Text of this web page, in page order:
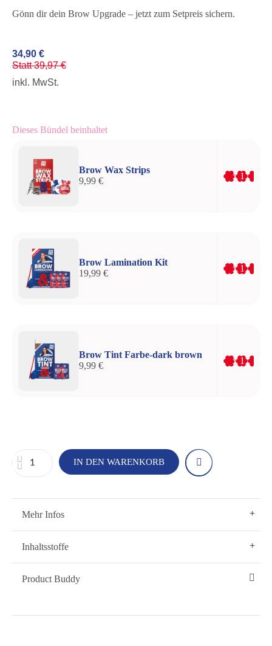
Gönn dir dein Brow Upgrade – jetzt zum Setpreis sichern.
34,90 €
Statt 39,97 €
inkl. MwSt.
Dieses Bündel beinhaltet
Brow Wax Strips
9,99 €
x 1
Brow Lamination Kit
19,99 €
x 1
Brow Tint Farbe-dark brown
9,99 €
x 1
IN DEN WARENKORB
Mehr Infos
Inhaltsstoffe
Product Buddy